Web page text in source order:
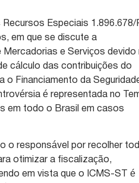
Recursos Especiais 1.896.678/
em que se discute a
e Serviços devido
cálculo das contribuições do
o Financiamento da
é representada no
em todo o Brasil em casos
o responsável por recolher
otimizar a fiscalização,
em vista que o ICMS-ST é